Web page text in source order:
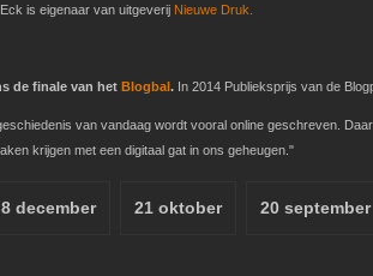
is eigenaar van uitgeverij Nieuwe Druk.
de finale van het Blogbal. In 2014 Publieksprijs van de
van vandaag wordt vooral online geschreven.
krijgen met een digitaal gat in ons geheugen."
8 december 21 oktober 20 september